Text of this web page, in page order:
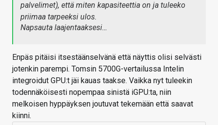
palvelimet), että miten kapasiteettia on ja tuleeko
priimaa tarpeeksi ulos.
Napsauta laajentaaksesi…
Enpäs pitäisi itsestäänselvänä että näyttis olisi selvästi
jotenkin parempi. Tomsin 5700G-vertailussa Intelin
integroidut GPU:t jäi kauas taakse. Vaikka nyt tuleekin
todennäköisesti nopempaa sinistä iGPU:ta, niin
melkoisen hyppäyksen joutuvat tekemään että saavat
kiinni.